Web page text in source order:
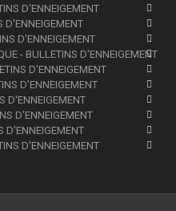
D'ENNEIGEMENT
D'ENNEIGEMENT
D'ENNEIGEMENT
- BULLETINS D'ENNEIGEMENT
D'ENNEIGEMENT
D'ENNEIGEMENT
D'ENNEIGEMENT
D'ENNEIGEMENT
D'ENNEIGEMENT
D'ENNEIGEMENT